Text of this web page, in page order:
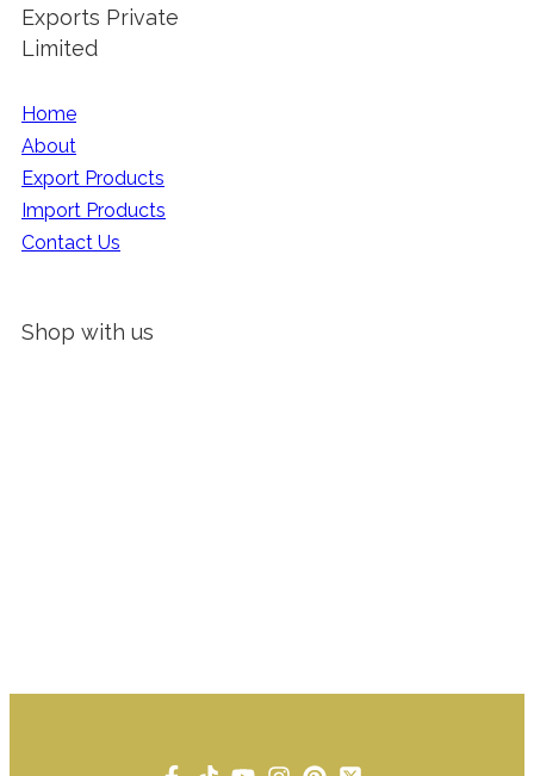
Exports Private
Limited
Home
About
Export Products
Import Products
Contact Us
Shop with us